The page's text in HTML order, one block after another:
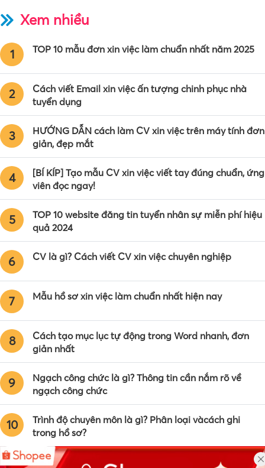
Xem nhiều
1 TOP 10 mẫu đơn xin việc làm chuẩn nhất năm 2025
2
Cách viết Email xin việc ấn tượng chinh phục nhà
tuyển dụng
3
HƯỚNG DẪN cách làm CV xin việc trên máy tính đơn
giản, đẹp mắt
4
[BÍ KÍP] Tạo mẫu CV xin việc viết tay đúng chuẩn, ứng
viên đọc ngay!
5
TOP 10 website đăng tin tuyển nhân sự miễn phí hiệu
quả 2024
6 CV là gì? Cách viết CV xin việc chuyên nghiệp
7 Mẫu hồ sơ xin việc làm chuẩn nhất hiện nay
8
Cách tạo mục lục tự động trong Word nhanh, đơn
giản nhất
9
Ngạch công chức là gì? Thông tin cần nắm rõ về
ngạch công chức
10
Trình độ chuyên môn là gì? Phân loại vàcách ghi
trong hồ sơ?